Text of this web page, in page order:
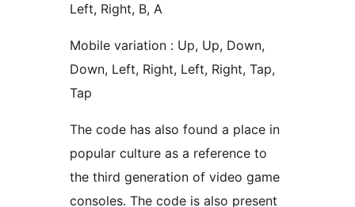
Left, Right, B, A
Mobile variation : Up, Up, Down,
Down, Left, Right, Left, Right, Tap,
Tap
The code has also found a place in
popular culture as a reference to
the third generation of video game
consoles. The code is also present